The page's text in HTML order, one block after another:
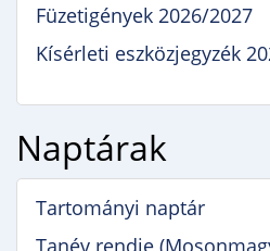
Füzetigények 2026/2027
Kísérleti eszközjegyzék
Naptárak
Tartományi naptár
Tanév rendje